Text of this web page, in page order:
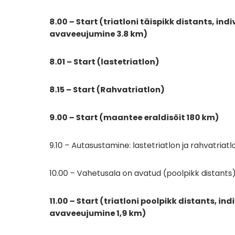
8.00 – Start (triatloni täispikk distants,
avaveeujumine 3.8 km)
8.01 – Start (lastetriatlon)
8.15 – Start (Rahvatriatlon)
9.00 – Start (maantee eraldisõit 180 km)
9.10 – Autasustamine: lastetriatlon ja
10.00 – Vahetusala on avatud (poolpikk distants)
11.00 – Start (triatloni poolpikk distants,
avaveeujumine 1,9 km)